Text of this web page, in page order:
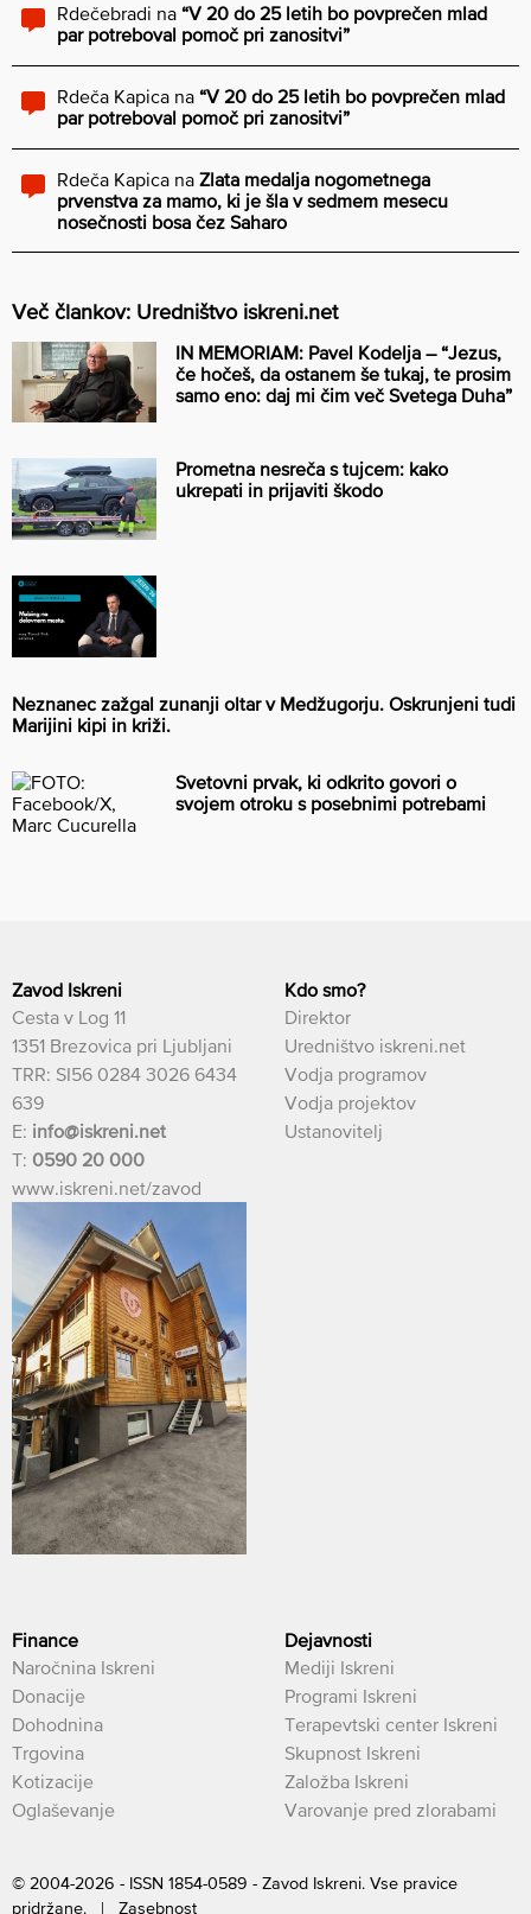
Rdečebradi na “V 20 do 25 letih bo povprečen mlad
par potreboval pomoč pri zanositvi”
Rdeča Kapica na “V 20 do 25 letih bo povprečen mlad
par potreboval pomoč pri zanositvi”
Rdeča Kapica na Zlata medalja nogometnega
prvenstva za mamo, ki je šla v sedmem mesecu
nosečnosti bosa čez Saharo
Več člankov: Uredništvo iskreni.net
IN MEMORIAM: Pavel Kodelja – “Jezus,
če hočeš, da ostanem še tukaj, te prosim
samo eno: daj mi čim več Svetega Duha”
Prometna nesreča s tujcem: kako
ukrepati in prijaviti škodo
Neznanec zažgal zunanji oltar v Medžugorju. Oskrunjeni tudi
Marijini kipi in križi.
Svetovni prvak, ki odkrito govori o
svojem otroku s posebnimi potrebami
Zavod Iskreni
Cesta v Log 11
1351 Brezovica pri Ljubljani
TRR: SI56 0284 3026 6434
639
E: info@iskreni.net
T: 0590 20 000
www.iskreni.net/zavod
Kdo smo?
Direktor
Uredništvo iskreni.net
Vodja programov
Vodja projektov
Ustanovitelj
Finance
Naročnina Iskreni
Donacije
Dohodnina
Trgovina
Kotizacije
Oglaševanje
Dejavnosti
Mediji Iskreni
Programi Iskreni
Terapevtski center Iskreni
Skupnost Iskreni
Založba Iskreni
Varovanje pred zlorabami
© 2004-2026 - ISSN 1854-0589 - Zavod Iskreni. Vse pravice
pridržane. | Zasebnost